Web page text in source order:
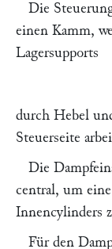
Die
einen Kamm,
Lagersupports
durch Hebel
Steuerseite
Die
central, um
Innencylinders
Für den